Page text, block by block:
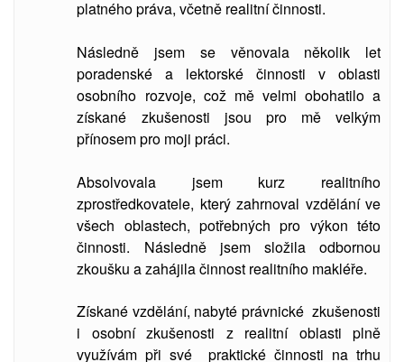
platného práva, včetně realitní činnosti.
Následně jsem se věnovala několik let
poradenské a lektorské činnosti v oblasti
osobního rozvoje, což mě velmi obohatilo a
získané zkušenosti jsou pro mě velkým
přínosem pro moji práci.
Absolvovala jsem kurz realitního
zprostředkovatele, který zahrnoval vzdělání ve
všech oblastech, potřebných pro výkon této
činnosti. Následně jsem složila odbornou
zkoušku a zahájila činnost realitního makléře.
Získané vzdělání, nabyté právnické zkušenosti
i osobní zkušenosti z realitní oblasti plně
využívám při své praktické činnosti na trhu